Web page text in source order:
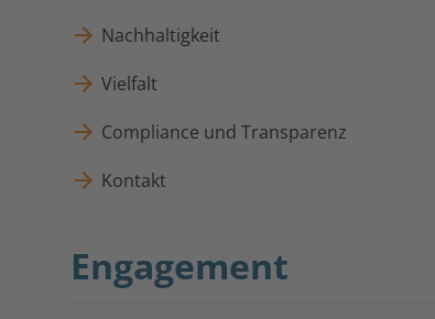
Nachhaltigkeit
Vielfalt
Compliance und Transparenz
Kontakt
Engagement